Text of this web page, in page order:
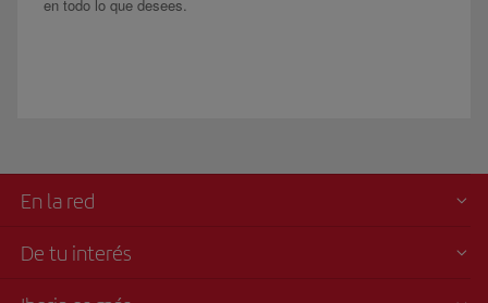
en todo lo que desees.
En la red
De tu interés